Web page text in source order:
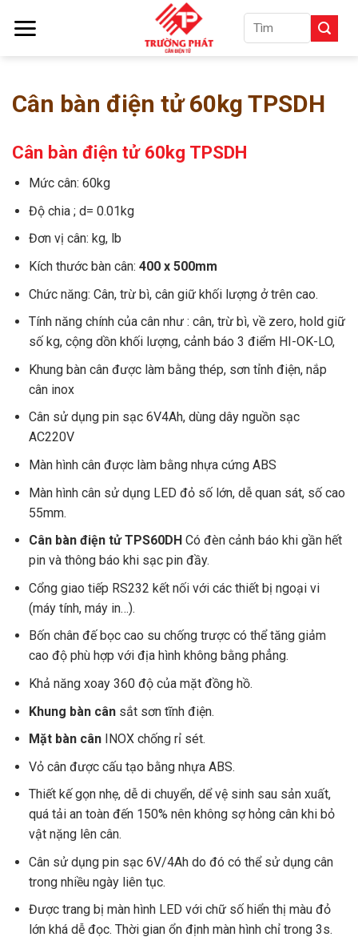
kiếm:
Cân bàn điện tử 60kg TPSDH
Cân bàn điện tử 60kg TPSDH
Mức cân: 60kg
Độ chia ; d= 0.01kg
Đơn vị cân: kg, lb
Kích thước bàn cân: 400 x 500mm
Chức năng: Cân, trừ bì, cân giữ khối lượng ở trên cao.
Tính năng chính của cân như : cân, trừ bì, về zero, hold giữ
số kg, cộng dồn khối lượng, cảnh báo 3 điểm HI-OK-LO,
Khung bàn cân được làm bằng thép, sơn tỉnh điện, nắp
cân inox
Cân sử dụng pin sạc 6V4Ah, dùng dây nguồn sạc
AC220V
Màn hình cân được làm bằng nhựa cứng ABS
Màn hình cân sử dụng LED đỏ số lớn, dễ quan sát, số cao
55mm.
Cân bàn điện tử TPS60DHCó đèn cảnh báo khi gần hết
pin và thông báo khi sạc pin đầy.
Cổng giao tiếp RS232 kết nối với các thiết bị ngoại vi
(máy tính, máy in…).
Bốn chân đế bọc cao su chống trược có thể tăng giảm
cao độ phù hợp với địa hình không bằng phẳng.
Khả năng xoay 360 độ của mặt đồng hồ.
Khung bàn cânsắt sơn tĩnh điện.
Mặt bàn cânINOX chống rỉ sét.
Vỏ cân được cấu tạo bằng nhựa ABS.
Thiết kế gọn nhẹ, dễ di chuyển, dể vệ sinh sau sản xuất,
quá tải an toàn đến 150% nên không sợ hỏng cân khi bỏ
vật nặng lên cân.
Cân sử dụng pin sạc 6V/4Ah do đó có thể sử dụng cân
trong nhiều ngày liên tục.
Được trang bị màn hình LED với chữ số hiển thị màu đỏ
lớn khá dễ đọc. Thời gian ổn định màn hình chỉ trong 3s.